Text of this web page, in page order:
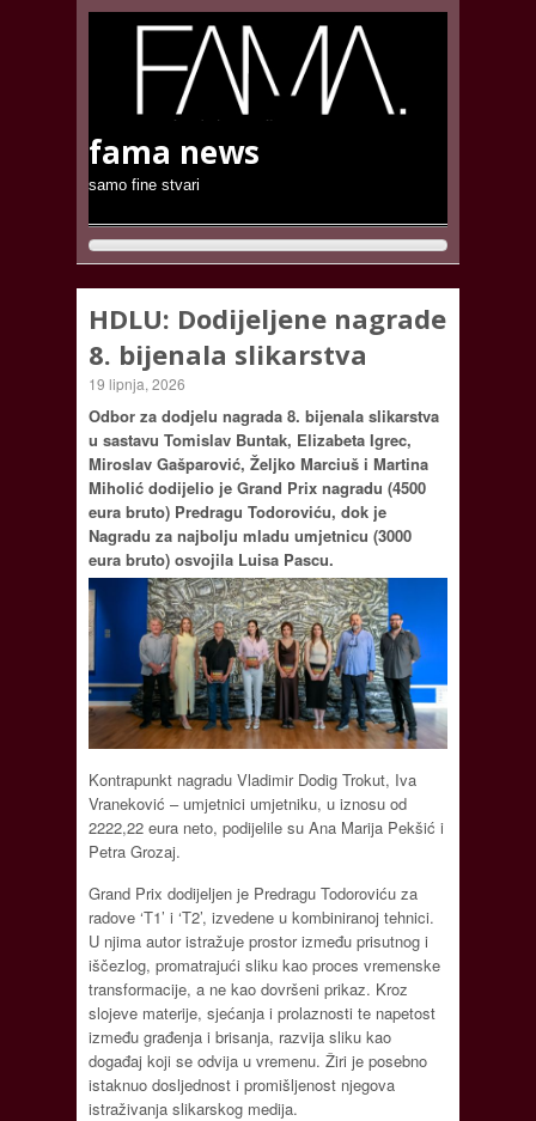
fama news
samo fine stvari
HDLU: Dodijeljene nagrade
8. bijenala slikarstva
19 lipnja, 2026
Odbor za dodjelu nagrada 8. bijenala slikarstva
u sastavu Tomislav Buntak, Elizabeta Igrec,
Miroslav Gašparović, Željko Marciuš i Martina
Miholić dodijelio je Grand Prix nagradu (4500
eura bruto) Predragu Todoroviću, dok je
Nagradu za najbolju mladu umjetnicu (3000
eura bruto) osvojila Luisa Pascu.
Kontrapunkt nagradu Vladimir Dodig Trokut, Iva
Vraneković – umjetnici umjetniku, u iznosu od
2222,22 eura neto, podijelile su Ana Marija Pekšić i
Petra Grozaj.
Grand Prix dodijeljen je Predragu Todoroviću za
radove ‘T1’ i ‘T2’, izvedene u kombiniranoj tehnici.
U njima autor istražuje prostor između prisutnog i
iščezlog, promatrajući sliku kao proces vremenske
transformacije, a ne kao dovršeni prikaz. Kroz
slojeve materije, sjećanja i prolaznosti te napetost
između građenja i brisanja, razvija sliku kao
događaj koji se odvija u vremenu. Žiri je posebno
istaknuo dosljednost i promišljenost njegova
istraživanja slikarskog medija.